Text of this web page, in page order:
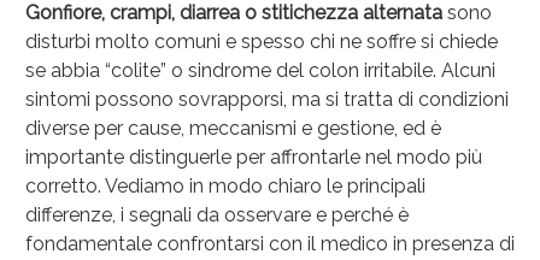
Gonfiore, crampi, diarrea o stitichezza alternatasono
disturbi molto comuni e spesso chi ne soffre si chiede
se abbia “colite” o sindrome del colon irritabile. Alcuni
sintomi possono sovrapporsi, ma si tratta di condizioni
diverse per cause, meccanismi e gestione, ed è
importante distinguerle per affrontarle nel modo più
corretto. Vediamo in modo chiaro le principali
differenze, i segnali da osservare e perché è
fondamentale confrontarsi con il medico in presenza di